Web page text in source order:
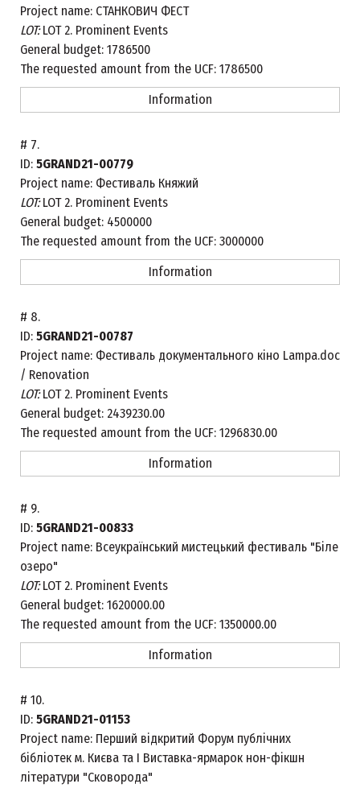
Project name: СТАНКОВИЧ ФЕСТ
LOT:LOT 2. Prominent Events
General budget: 1786500
The requested amount from the UCF: 1786500
Information
# 7.
ID: 5GRAND21-00779
Project name: Фестиваль Княжий
LOT:LOT 2. Prominent Events
General budget: 4500000
The requested amount from the UCF: 3000000
Information
# 8.
ID: 5GRAND21-00787
Project name: Фестиваль документального кіно Lampa.doc
/ Renovation
LOT:LOT 2. Prominent Events
General budget: 2439230.00
The requested amount from the UCF: 1296830.00
Information
# 9.
ID: 5GRAND21-00833
Project name: Всеукраїнський мистецький фестиваль "Біле
озеро"
LOT:LOT 2. Prominent Events
General budget: 1620000.00
The requested amount from the UCF: 1350000.00
Information
# 10.
ID: 5GRAND21-01153
Project name: Перший відкритий Форум публічних
бібліотек м. Києва та І Виставка-ярмарок нон-фікшн
літератури "Сковорода"